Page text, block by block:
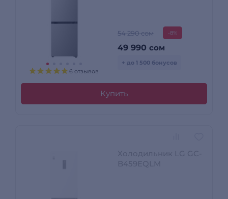
6 отзывов
54 290 сом -8%
49 990 сом
+ до 1 500 бонусов
Купить